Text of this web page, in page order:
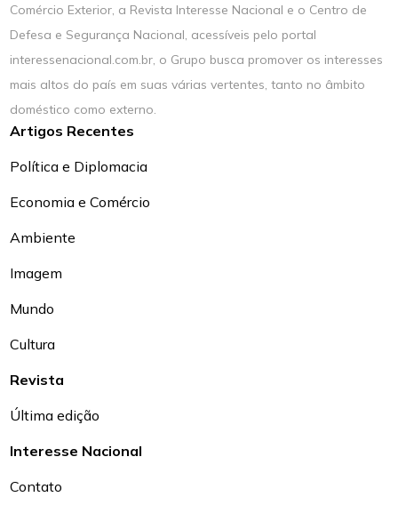
Comércio Exterior, a Revista Interesse Nacional e o Centro de
Defesa e Segurança Nacional, acessíveis pelo portal
interessenacional.com.br, o Grupo busca promover os interesses
mais altos do país em suas várias vertentes, tanto no âmbito
doméstico como externo.
Artigos Recentes
Política e Diplomacia
Economia e Comércio
Ambiente
Imagem
Mundo
Cultura
Revista
Última edição
Interesse Nacional
Contato